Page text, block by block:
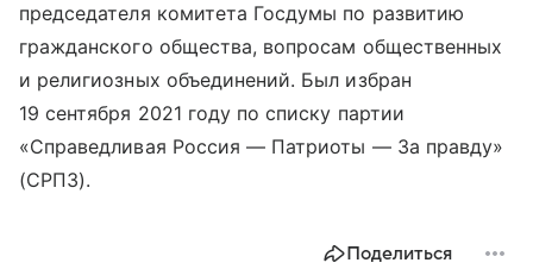
председателя комитета Госдумы по развитию
гражданского общества, вопросам общественных
и религиозных объединений. Был избран
19 сентября 2021 году по списку партии
«Справедливая Россия — Патриоты — За правду»
(СРПЗ).
Поделиться